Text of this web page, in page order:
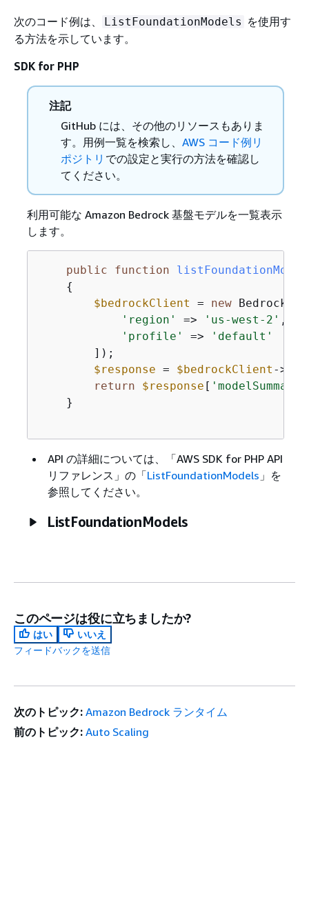
次のコード例は、 ListFoundationModels を使用す
る方法を示しています。
SDK for PHP
注記
GitHub には、その他のリソースもありま
す。用例一覧を検索し、 AWS コード例リ
ポジトリ での設定と実行の方法を確認し
てください。
利用可能な Amazon Bedrock 基盤モデルを一覧表示
します。
public function
{
$bedrockClient = new
'region'
=> 'us-west-2' ,
'profile'
=>
'default'
        ]);
$response = $bedrockClient -
return
$response [
    }
API の詳細については、「AWS SDK for PHP API
リファレンス 」の「ListFoundationModels 」を
参照してください。
ListFoundationModels
このページは役に立ちましたか?
はい
いいえ
フィードバックを送信
次のトピック: Amazon Bedrock ランタイム
前のトピック: Auto Scaling